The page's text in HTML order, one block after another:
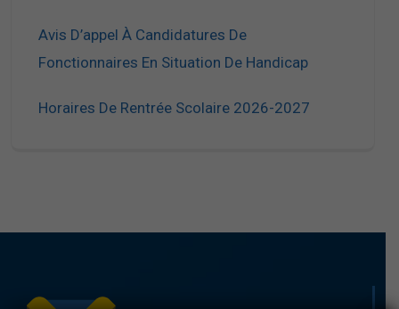
Avis D’appel À Candidatures De
Fonctionnaires En Situation De Handicap
Horaires De Rentrée Scolaire 2026-2027